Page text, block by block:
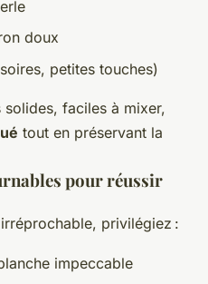
doux
petites touches)
solides, faciles à mixer,
tout en préservant la
pour réussir
privilégiez :
impeccable